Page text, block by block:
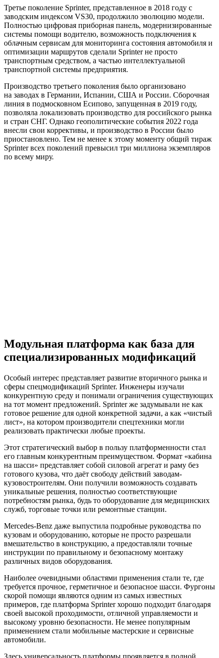
Третье поколение Sprinter, представленное в 2018 году с
заводским индексом VS30, продолжило эволюцию модели.
Полностью цифровая приборная панель, модернизированные
системы помощи водителю, возможность подключения к
облачным сервисам для мониторинга состояния автомобиля и
оптимизации маршрутов сделали Sprinter не просто
транспортным средством, а частью интеллектуальной
транспортной системы предприятия.
Производство третьего поколения было организовано
на заводах в Германии, Испании, США и России. Сборочная
линия в подмосковном Есипово, запущенная в 2019 году,
позволяла локализовать производство для российского рынка
и стран СНГ. Однако геополитические события 2022 года
внесли свои коррективы, и производство в России было
приостановлено. Тем не менее к этому моменту общий тираж
Sprinter всех поколений превысил три миллиона экземпляров
по всему миру.
Модульная платформа как база для
специализированных модификаций
Особый интерес представляет развитие вторичного рынка и
сферы спецмодификаций Sprinter. Инженеры изучали
конкурентную среду и понимали ограничения существующих
на тот момент предложений. Sprinter же задумывали не как
готовое решение для одной конкретной задачи, а как «чистый
лист», на котором производители спецтехники могли
реализовать практически любые проекты.
Этот стратегический выбор в пользу платформенности стал
его главным конкурентным преимуществом. Формат «кабина
на шасси» представляет собой силовой агрегат и раму без
готового кузова, что даёт свободу действий заводам-
кузовостроителям. Они получили возможность создавать
уникальные решения, полностью соответствующие
потребностям рынка, будь то оборудование для медицинских
служб, торговые точки или ремонтные станции.
Mercedes-Benz даже выпустила подробные руководства по
кузовам и оборудованию, которые не просто разрешали
вмешательство в конструкцию, а предоставляли точные
инструкции по правильному и безопасному монтажу
различных видов оборудования.
Наиболее очевидными областями применения стали те, где
требуется прочное, герметичное и безопасное шасси. Фургоны
скорой помощи являются одним из самых известных
примеров, где платформа Sprinter хорошо подходит благодаря
своей высокой проходимости, отличной управляемости и
высокому уровню безопасности. Не менее популярным
применением стали мобильные мастерские и сервисные
автомобили.